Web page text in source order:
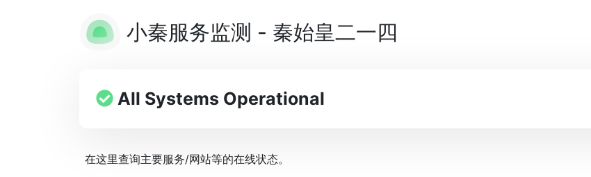
小秦服务监测 - 秦始皇二一四
All Systems Operational
在这里查询主要服务/网站等的在线状态。